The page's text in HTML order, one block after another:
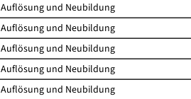
Auflösung und Neubildung
Auflösung und Neubildung
Auflösung und Neubildung
Auflösung und Neubildung
Auflösung und Neubildung